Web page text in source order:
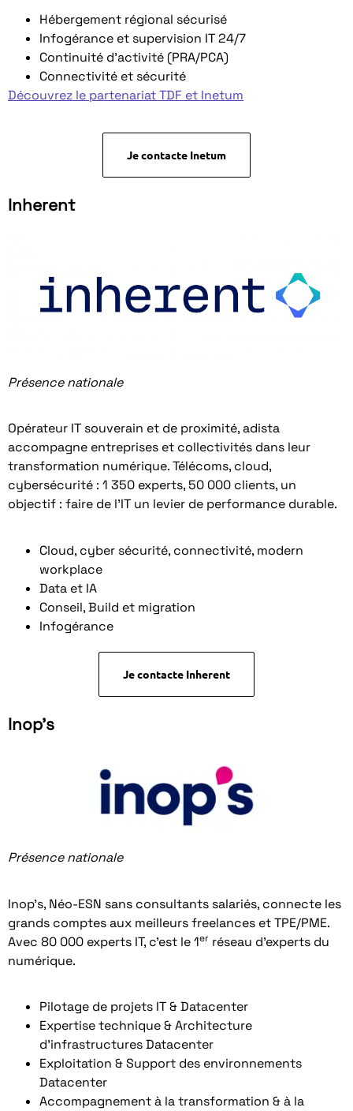
Hébergement régional sécurisé
Infogérance et supervision IT 24/7
Continuité d’activité (PRA/PCA)
Connectivité et sécurité
Découvrez le partenariat TDF et Inetum
Je contacte Inetum
Inherent
Présence nationale
Opérateur IT souverain et de proximité, adista
accompagne entreprises et collectivités dans leur
transformation numérique. Télécoms, cloud,
cybersécurité : 1 350 experts, 50 000 clients, un
objectif : faire de l’IT un levier de performance durable.
Cloud, cyber sécurité, connectivité, modern
workplace
Data et IA
Conseil, Build et migration
Infogérance
Je contacte Inherent
Inop's
Présence nationale
Inop’s, Néo-ESN sans consultants salariés, connecte les
grands comptes aux meilleurs freelances et TPE/PME.
Avec 80 000 experts IT, c’est le 1er réseau d’experts du
numérique.
Pilotage de projets IT & Datacenter
Expertise technique & Architecture
d’infrastructures Datacenter
Exploitation & Support des environnements
Datacenter
Accompagnement à la transformation & à la